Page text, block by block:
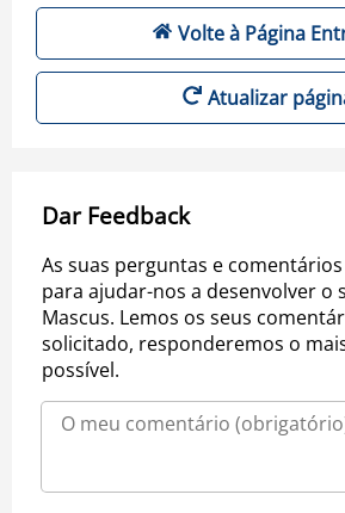
Volte à Página
Atualizar
Dar Feedback
As suas perguntas e
para ajudar-nos a desenvolver o
Mascus. Lemos os seus
solicitado, responderemos o
possível.